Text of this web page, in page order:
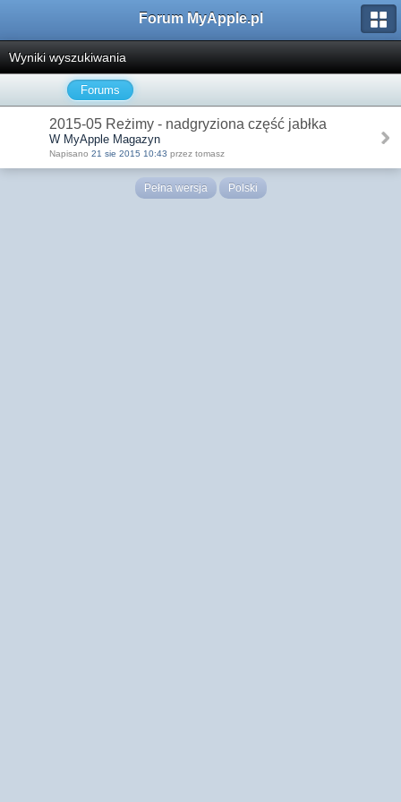
Forum MyApple.pl
Wyniki wyszukiwania
Forums
2015-05 Reżimy - nadgryziona część jabłka
W MyApple Magazyn
Napisano 21 sie 2015 10:43 przez tomasz
Pełna wersja Polski